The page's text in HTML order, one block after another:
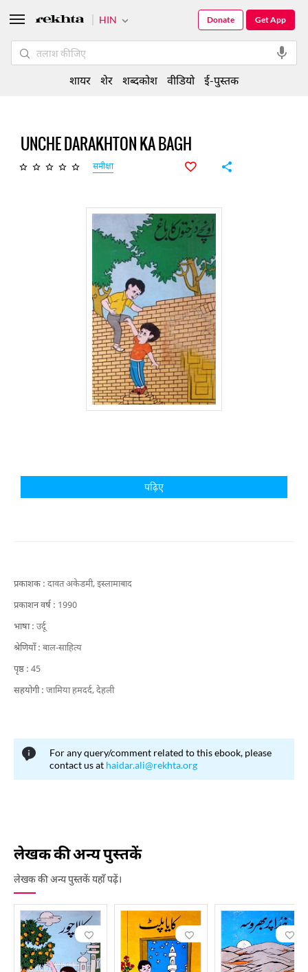
UNCHE DARAKHTON KA BAGH
समीक्षा
पढ़िए
प्रकाशक : दावत अकेडमी, इस्लामाबाद
प्रकाशन वर्ष : 1990
भाषा : उर्दू
श्रेणियाँ : बाल-साहित्य
पृष्ठ : 45
सहयोगी : जामिया हमदर्द, देहली
For any query/comment related to this ebook, please
contact us at haidar.ali@rekhta.org
लेखक की अन्य पुस्तकें
लेखक की अन्य पुस्तकें यहाँ पढ़ें।
HIN Get App
Donate
शायर शेर शब्दकोश वीडियो ई-पुस्तक